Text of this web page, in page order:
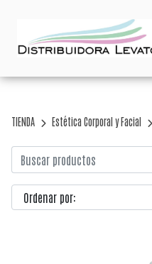
TIENDA Estética Corporal y Facial